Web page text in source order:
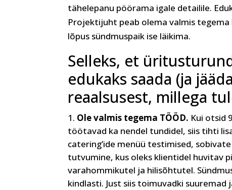
tähelepanu pöörama igale detailile.
Projektijuht peab olema valmis
lõpus sündmuspaik ise läikima.
Selleks, et
edukaks saada (ja
reaalsusest, millega
Ole valmis tegema TÖÖD. Kui otsid
töötavad ka nendel tundidel, siis tihti
catering’ide menüü testimised,
tutvumine, kus oleks klientidel huvitav
varahommikutel ja hilisõhtutel.
kindlasti. Just siis toimuvadki